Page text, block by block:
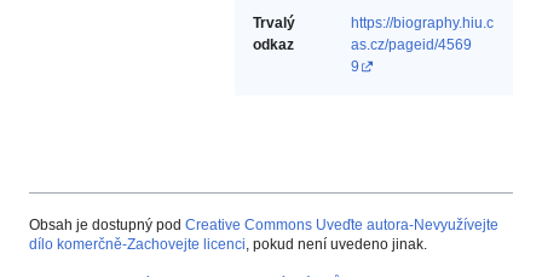
Trvalý
odkaz
https://biography.hiu.c
as.cz/pageid/4569
9
Obsah je dostupný pod Creative Commons Uveďte autora-Nevyužívejte
dílo komerčně-Zachovejte licenci, pokud není uvedeno jinak.